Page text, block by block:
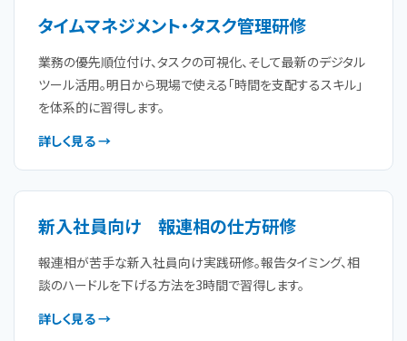
タイムマネジメント・タスク管理研修
業務の優先順位付け、タスクの可視化、そして最新のデジタル
ツール活用。明日から現場で使える「時間を支配するスキル」
を体系的に習得します。
詳しく見る →
新入社員向け 報連相の仕方研修
報連相が苦手な新入社員向け実践研修。報告タイミング、相
談のハードルを下げる方法を3時間で習得します。
詳しく見る →